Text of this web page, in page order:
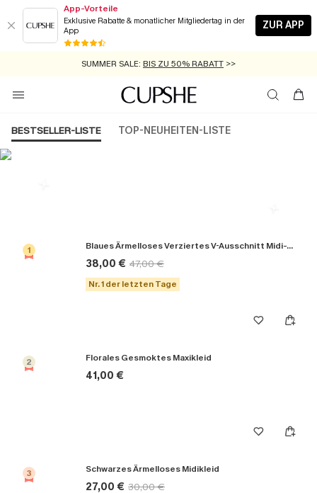
App-Vorteile
Exklusive Rabatte & monatlicher Mitgliedertag in der
App
ZUR APP
GRATIS MASSBAND MIT JEDEM SCHNELLVERSAND-ARTIKEL >>
SUMMER SALE: BIS ZU 50% RABATT >>
ZUM NEWSLETTER:BIS ZU -20% EXTRA ERHALTEN
KOSTENLOSER VERSAND AB 89 €
BESTSELLER-LISTE TOP-NEUHEITEN-LISTE
1 Blaues Ärmelloses Verziertes V-Ausschnitt Midi-Trägerkleid
38,00 € 47,00 €
Nr. 1 der letzten Tage
2 Florales Gesmoktes Maxikleid
41,00 €
3 Schwarzes Ärmelloses Midikleid
27,00 € 30,00 €